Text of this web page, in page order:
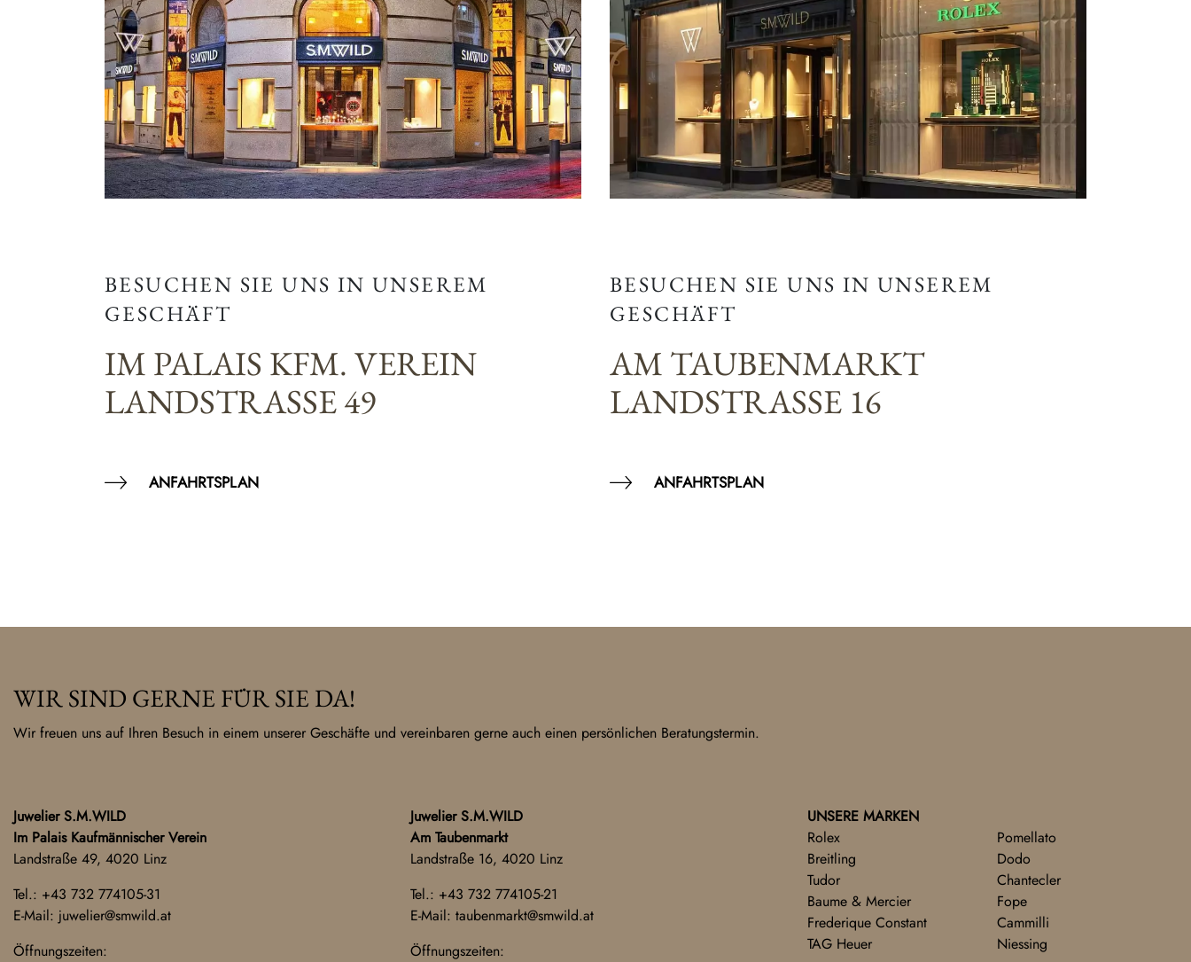
BESUCHEN SIE UNS IN UNSEREM
GESCHÄFT
IM PALAIS KFM. VEREIN
LANDSTRASSE 49
ANFAHRTSPLAN
BESUCHEN SIE UNS IN UNSEREM
GESCHÄFT
AM TAUBENMARKT
LANDSTRASSE 16
ANFAHRTSPLAN
WIR SIND GERNE FÜR SIE DA!
Wir freuen uns auf Ihren Besuch in einem unserer Geschäfte und vereinbaren gerne auch einen persönlichen Beratungstermin.
Juwelier S.M.WILD
Im Palais Kaufmännischer Verein
Landstraße 49, 4020 Linz
Tel.: +43 732 774105-31
E-Mail: juwelier@smwild.at
Öffnungszeiten:
Juwelier S.M.WILD
Am Taubenmarkt
Landstraße 16, 4020 Linz
Tel.: +43 732 774105-21
E-Mail: taubenmarkt@smwild.at
Öffnungszeiten:
UNSERE MARKEN
Rolex
Breitling
Tudor
Baume & Mercier
Frederique Constant
TAG Heuer
Pomellato
Dodo
Chantecler
Fope
Cammilli
Niessing